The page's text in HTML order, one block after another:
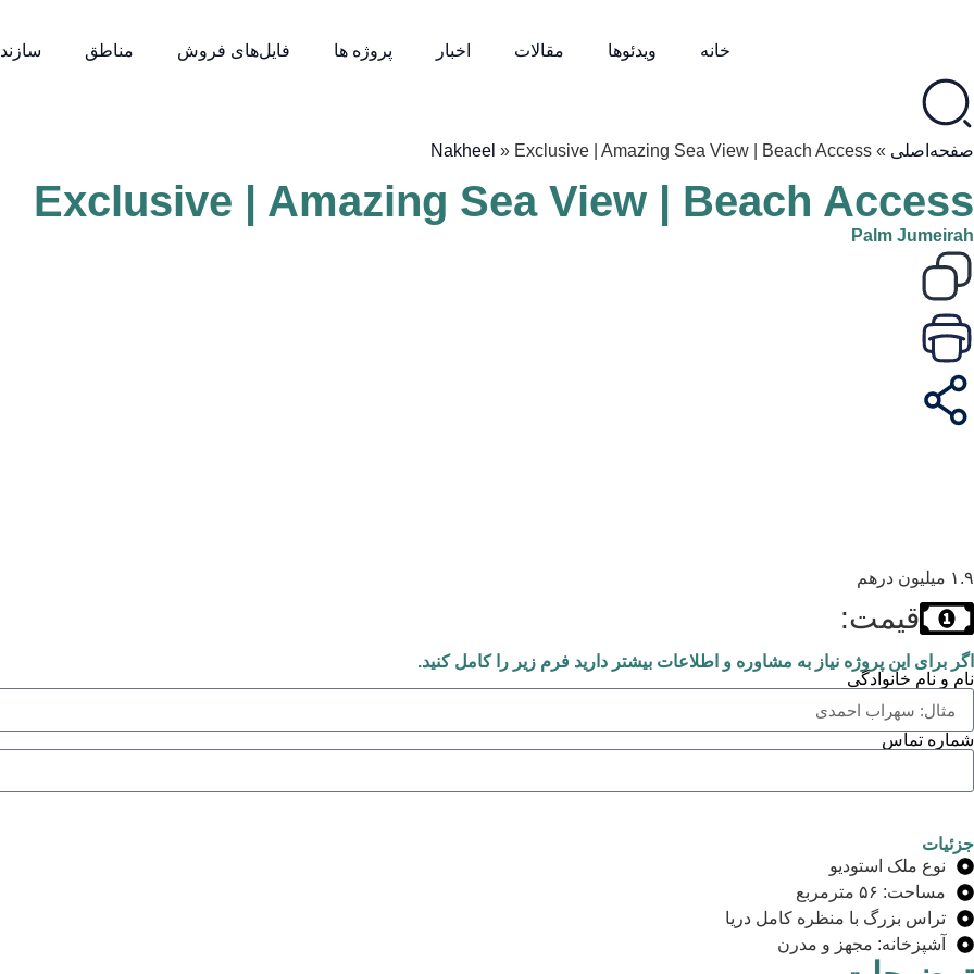
خانه ویدئوها مقالات اخبار پروژه ها فایل‌های فروش مناطق
صفحه‌اصلی »
Nakheel » Exclusive | Amazing Sea View | Beach Access
Exclusive | Amazing Sea View | Beach Access
Palm Jumeirah
۱.۹ میلیون درهم
قیمت:
اگر برای این پروژه نیاز به مشاوره و اطلاعات بیشتر دارید فرم زیر را کامل کنید.
نام و نام خانوادگی
شماره تماس
جزئیات
نوع ملک استودیو
مساحت: ۵۶ مترمربع
تراس بزرگ با منظره کامل دریا
آشپزخانه: مجهز و مدرن